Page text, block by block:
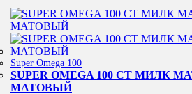
Super Omega 100
SUPER OMEGA 100 СТ МИЛК
МАТОВЫЙ